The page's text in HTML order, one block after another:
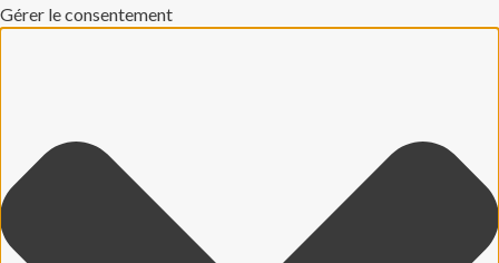
Gérer le consentement